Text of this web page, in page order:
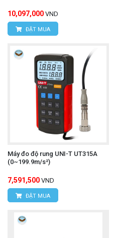
10,097,000 VND
ĐẶT MUA
Máy đo độ rung UNI-T UT315A
(0~199.9m/s²)
7,591,500 VND
ĐẶT MUA